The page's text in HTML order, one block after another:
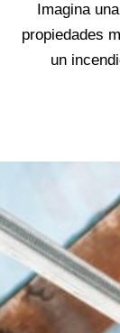
Imagina
propiedades
un